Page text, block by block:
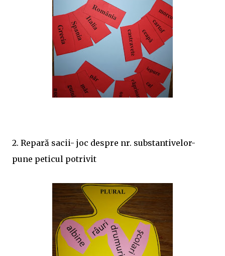
2. Repară sacii- joc despre nr. substantivelor-
pune peticul potrivit